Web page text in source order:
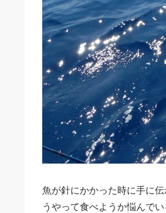
魚が針にかかった時に手に
うやって食べようか悩んで